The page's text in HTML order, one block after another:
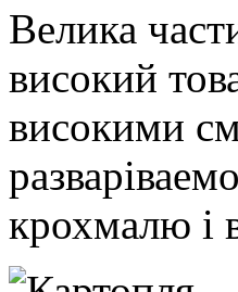
Велика
високий
високими
крохмалю і